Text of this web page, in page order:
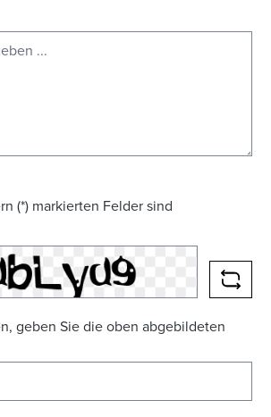
(*) markierten Felder sind
geben Sie die oben abgebildeten